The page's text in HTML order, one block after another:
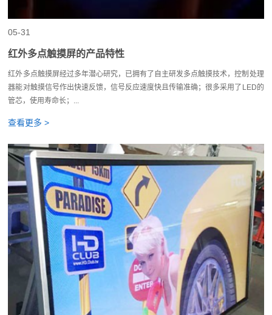
05-31
红外多点触摸屏的产品特性
红外多点触摸屏经过多年潜心研究，已拥有了自主研发多点触摸技术，控制处理
器能对触摸信号作出快速反馈，信号反应速度快且传输准确；很多采用了LED的
管芯，使用寿命长；...
查看更多 >